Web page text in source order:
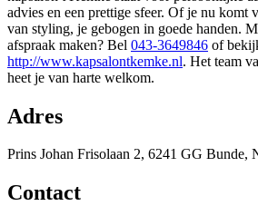
advies en een prettige sfeer. Of je nu komt
van styling, je gebogen in goede handen.
afspraak maken? Bel 043-3649846 of
http://www.kapsalontkemke.nl. Het team
heet je van harte welkom.
Adres
Prins Johan Frisolaan 2, 6241 GG Bunde,
Contact